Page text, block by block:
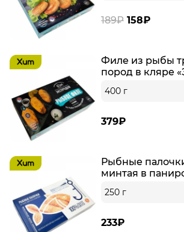
189₽ 158₽
Филе из рыбы
пород в кляре
400 г
379₽
Рыбные
минтая в
250 г
233₽